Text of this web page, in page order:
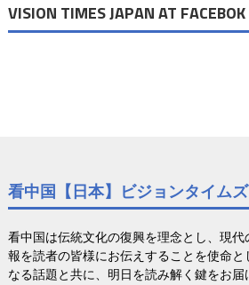
VISION TIMES JAPAN AT FACEBOK
看中国【日本】ビジョンタイム
看中国は伝統文化の復興を理念とし、現
報を読者の皆様にお伝えすることを使命
なる話題と共に、明日を読み解く鍵をお届